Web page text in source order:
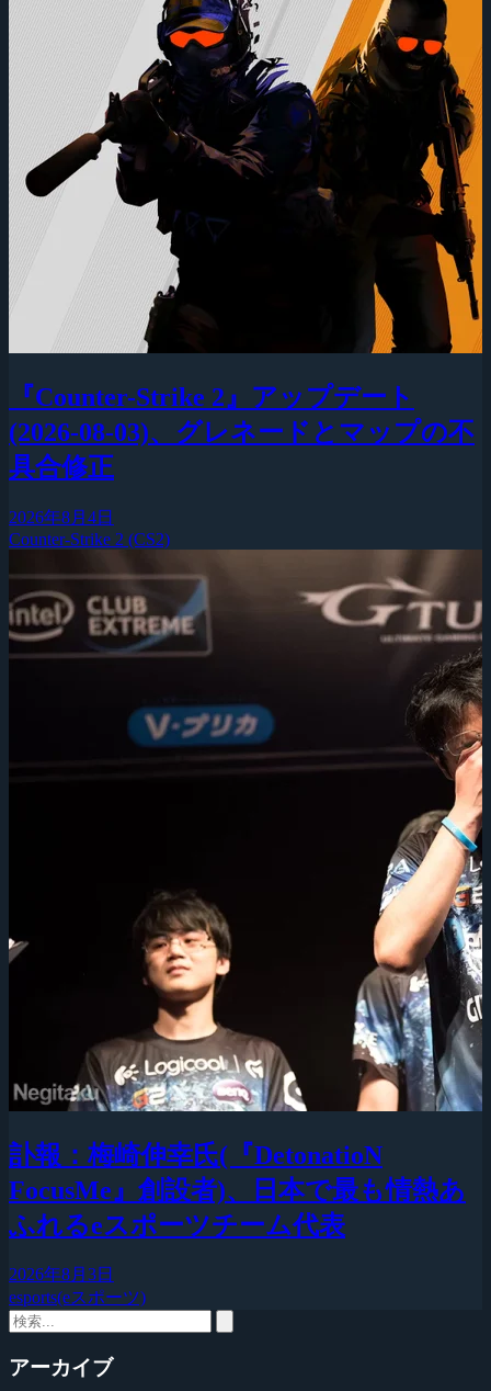
『Counter-Strike 2』アップデート
(2026-08-03)、グレネードとマップの不
具合修正
2026年8月4日
Counter-Strike 2 (CS2)
訃報：梅崎伸幸氏(『DetonatioN
FocusMe』創設者)、日本で最も情熱あ
ふれるeスポーツチーム代表
2026年8月3日
esports(eスポーツ)
アーカイブ